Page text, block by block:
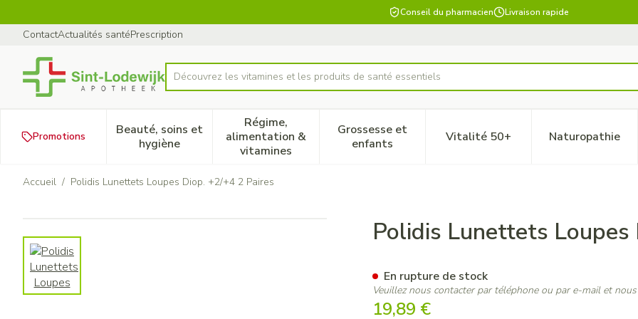
Conseil du pharmacien Livraison rapide
ContactActualités santéPrescription
Rechercher
Découvrez les vitamines et les produits de santé essentiels
Promotions
Beauté, soins et
hygièneAfficher le sous-menu pour la catégorie Beauté, soins et hygiène
Régime,
alimentation &
vitamines
Afficher le sous-menu pour la catégorie Régime, alimentation &
Grossesse et
enfantsAfficher le sous-menu pour la catégorie
Vitalité 50+Afficher le sous-menu pour la
Naturopathie
Afficher
Accueil / Polidis Lunettets Loupes Diop. +2/+4 2 Paires
View larger image
Polidis Lunettets Loupes Diop. +2/+4 2 PairesPolidis Lunettets Loupes
19,89 €
En rupture de stock
Veuillez nous contacter par téléphone ou par e-mail et